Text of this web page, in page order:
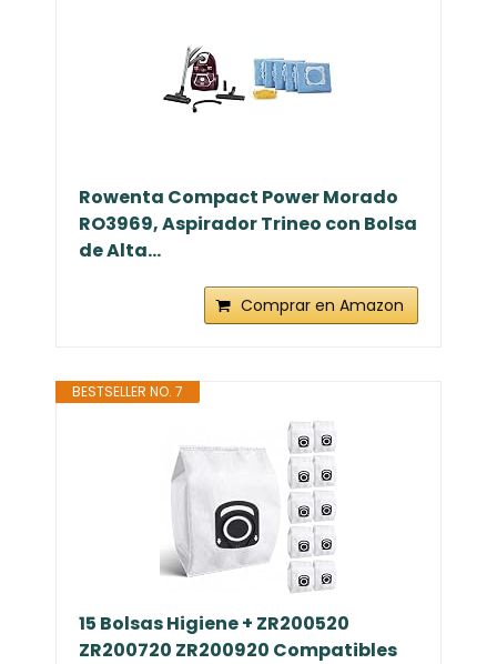
Rowenta Compact Power Morado
RO3969, Aspirador Trineo con Bolsa
de Alta...
Comprar en Amazon
BESTSELLER NO. 7
15 Bolsas Higiene + ZR200520
ZR200720 ZR200920 Compatibles